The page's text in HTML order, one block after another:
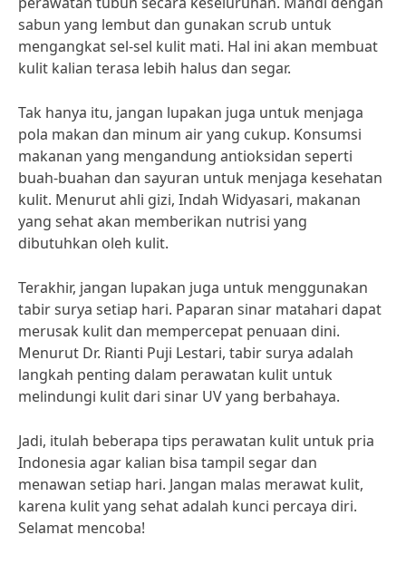
sabun yang lembut dan gunakan scrub untuk
mengangkat sel-sel kulit mati. Hal ini akan membuat
kulit kalian terasa lebih halus dan segar.
Tak hanya itu, jangan lupakan juga untuk menjaga
pola makan dan minum air yang cukup. Konsumsi
makanan yang mengandung antioksidan seperti
buah-buahan dan sayuran untuk menjaga kesehatan
kulit. Menurut ahli gizi, Indah Widyasari, makanan
yang sehat akan memberikan nutrisi yang
dibutuhkan oleh kulit.
Terakhir, jangan lupakan juga untuk menggunakan
tabir surya setiap hari. Paparan sinar matahari dapat
merusak kulit dan mempercepat penuaan dini.
Menurut Dr. Rianti Puji Lestari, tabir surya adalah
langkah penting dalam perawatan kulit untuk
melindungi kulit dari sinar UV yang berbahaya.
Jadi, itulah beberapa tips perawatan kulit untuk pria
Indonesia agar kalian bisa tampil segar dan
menawan setiap hari. Jangan malas merawat kulit,
karena kulit yang sehat adalah kunci percaya diri.
Selamat mencoba!